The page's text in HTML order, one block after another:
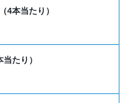
（4本当たり）
当たり）